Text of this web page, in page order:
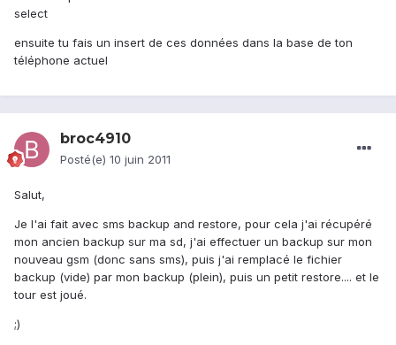
select
ensuite tu fais un insert de ces données dans la base de ton
téléphone actuel
broc4910
Posté(e) 10 juin 2011
Salut,
Je l'ai fait avec sms backup and restore, pour cela j'ai récupéré
mon ancien backup sur ma sd, j'ai effectuer un backup sur mon
nouveau gsm (donc sans sms), puis j'ai remplacé le fichier
backup (vide) par mon backup (plein), puis un petit restore.... et le
tour est joué.
;)